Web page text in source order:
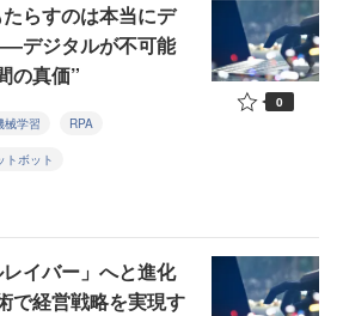
らすのは本当にデ
デジタルが不可能
の真価”
械学習 RPA
トボット
0
レイバー」へと進化
で経営戦略を実現す